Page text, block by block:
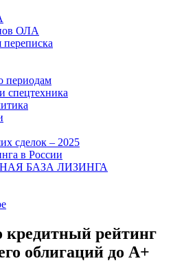
ОЛА
периодам
спецтехника
сделок – 2025
в России
БАЗА ЛИЗИНГА
рейтинг
облигаций до А+